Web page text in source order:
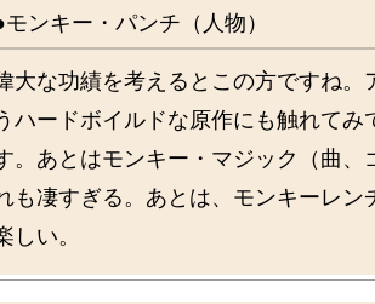
モンキー・パンチ（人物）
大な功績を考えるとこの方ですね。
ハードボイルドな原作にも触れてみ
。あとはモンキー・マジック（曲、
も凄すぎる。あとは、モンキーレン